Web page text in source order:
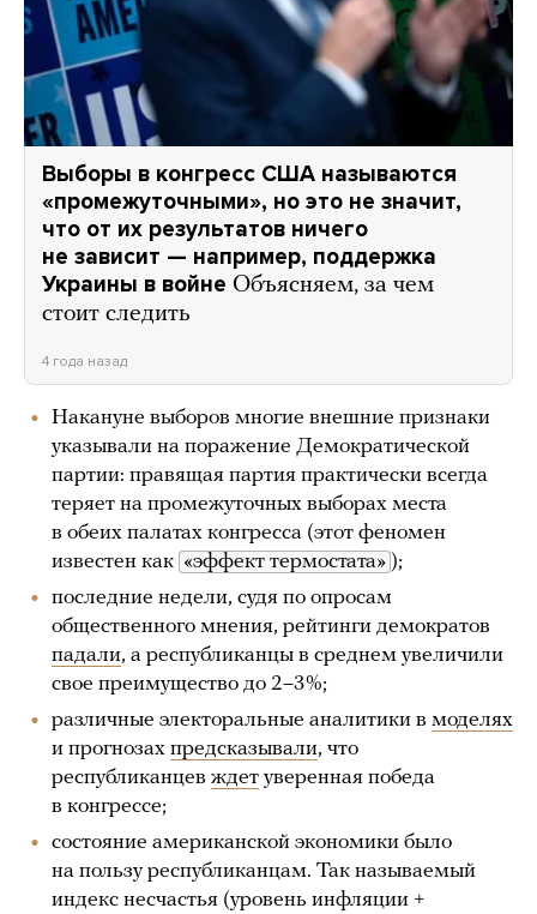
Выборы в конгресс США называются
«промежуточными», но это не значит,
что от их результатов ничего
не зависит — например, поддержка
Украины в войне Объясняем, за чем
стоит следить
4 года назад
Накануне выборов многие внешние признаки
указывали на поражение Демократической
партии: правящая партия практически всегда
теряет на промежуточных выборах места
в обеих палатах конгресса (этот феномен
известен как «эффект термостата» );
последние недели, судя по опросам
общественного мнения, рейтинги демократов
падали, а республиканцы в среднем увеличили
свое преимущество до 2–3%;
различные электоральные аналитики в моделях
и прогнозах предсказывали, что
республиканцев ждет уверенная победа
в конгрессе;
состояние американской экономики было
на пользу республиканцам. Так называемый
индекс несчастья (уровень инфляции +